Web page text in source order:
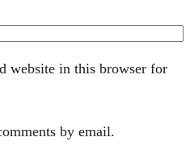
website in this browser for
by email.